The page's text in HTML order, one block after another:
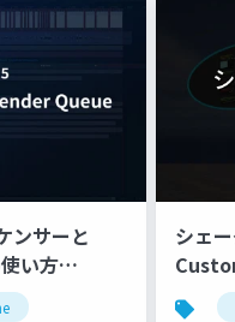
ンサーと
い方
シェ